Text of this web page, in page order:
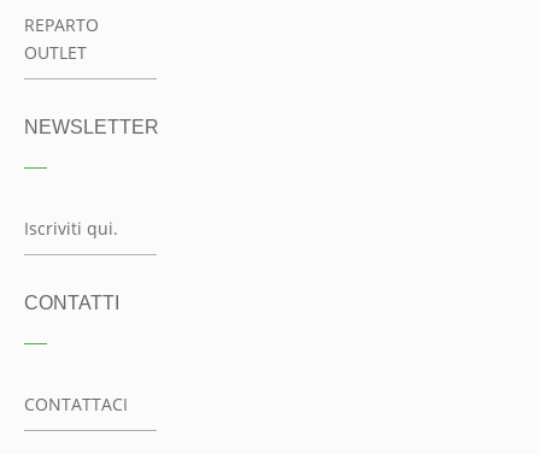
REPARTO
OUTLET
NEWSLETTER
Iscriviti qui.
CONTATTI
CONTATTACI